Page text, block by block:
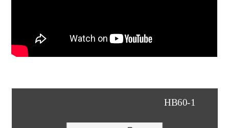
HB60-1